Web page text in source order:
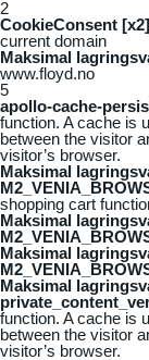
2
CookieConsent [x2]
current domain
Maksimal
www.floyd.no
5
apollo-cache-
function. A cache is
between the visitor
visitor’s browser.
Maksimal
shopping cart
Maksimal
Maksimal
Maksimal
function. A cache is
between the visitor
visitor’s browser.